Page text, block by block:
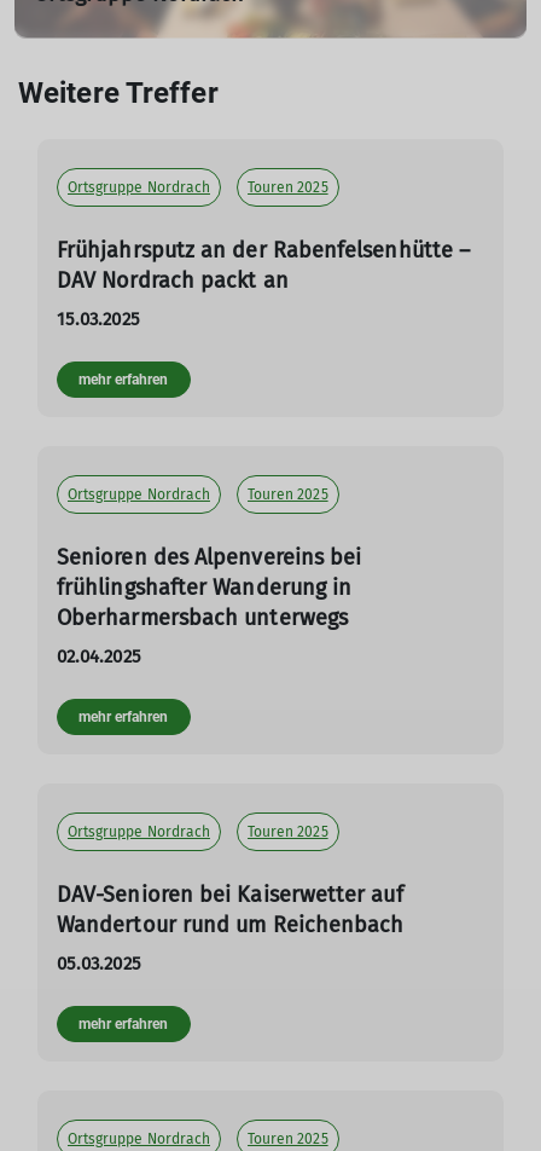
11.03.2023
mehr erfahren
Weitere Treffer
Ortsgruppe Nordrach Touren 2025
Frühjahrsputz an der Rabenfelsenhütte –
DAV Nordrach packt an
15.03.2025
mehr erfahren
Ortsgruppe Nordrach Touren 2025
Senioren des Alpenvereins bei
frühlingshafter Wanderung in
Oberharmersbach unterwegs
02.04.2025
mehr erfahren
Ortsgruppe Nordrach Touren 2025
DAV-Senioren bei Kaiserwetter auf
Wandertour rund um Reichenbach
05.03.2025
mehr erfahren
Ortsgruppe Nordrach Touren 2025